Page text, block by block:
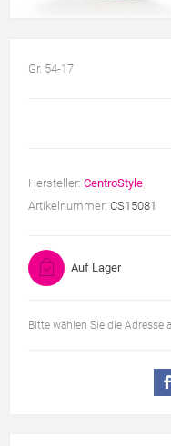
Gr. 54-17
Hersteller: CentroStyle
Artikelnummer: CS15081
Auf Lager
Bitte wählen Sie die Adresse